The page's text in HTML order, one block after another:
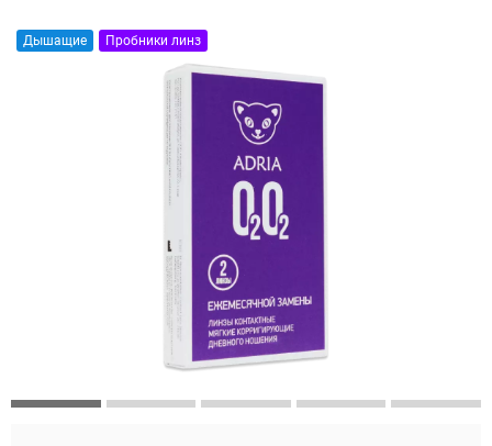
Дышащие Пробники линз